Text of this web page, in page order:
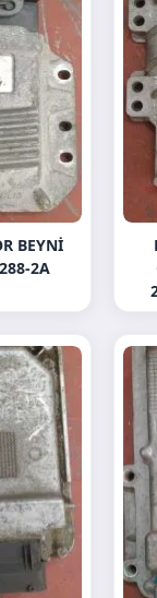
BEYNI
2A